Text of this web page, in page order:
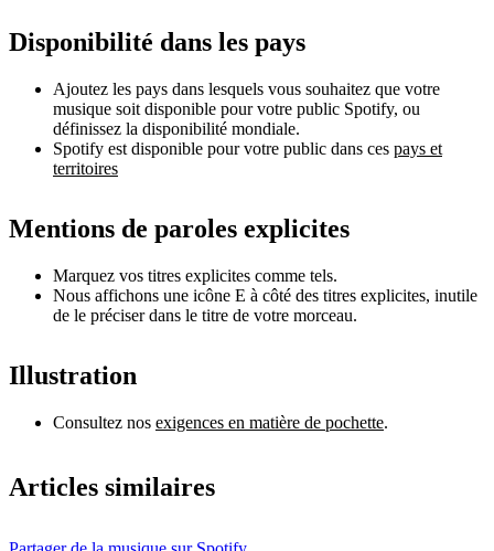
Disponibilité dans les pays
Ajoutez les pays dans lesquels vous souhaitez que votre
musique soit disponible pour votre public Spotify, ou
définissez la disponibilité mondiale.
Spotify est disponible pour votre public dans ces pays et
territoires
Mentions de paroles explicites
Marquez vos titres explicites comme tels.
Nous affichons une icône E à côté des titres explicites, inutile
de le préciser dans le titre de votre morceau.
Illustration
Consultez nos exigences en matière de pochette.
Articles similaires